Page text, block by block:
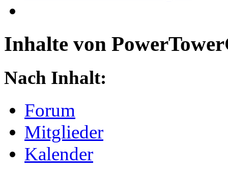
Inhalte von
Nach Inhalt:
Forum
Mitglieder
Kalender